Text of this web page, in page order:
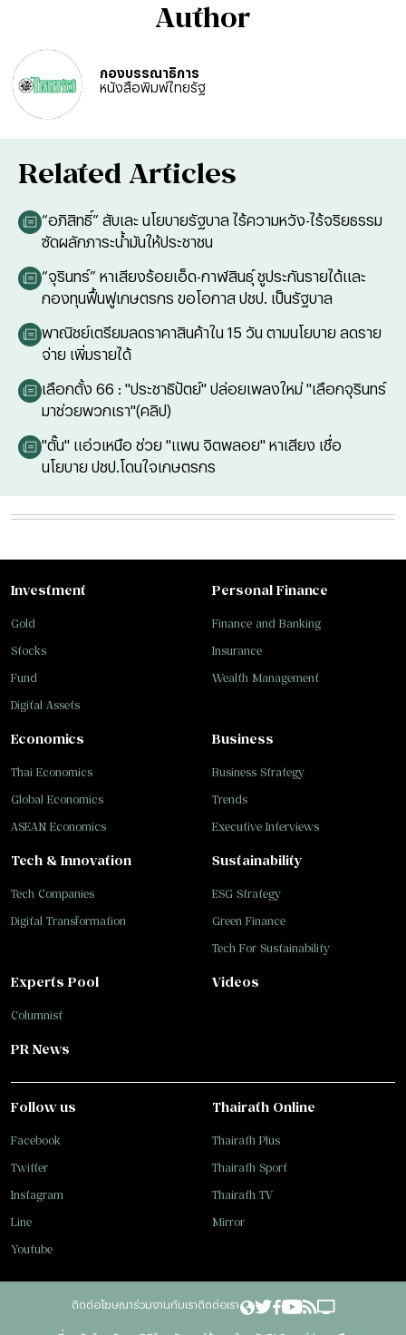
Author
กองบรรณาธิการ
หนังสือพิมพ์ไทยรัฐ
Related Articles
“อภิสิทธิ์” สับเละ นโยบายรัฐบาล ไร้ความหวัง-ไร้จริยธรรม
ซัดผลักภาระน้ำมันให้ประชาชน
“จุรินทร์” หาเสียงร้อยเอ็ด-กาฬสินธุ์ ชูประกันรายได้และ
กองทุนฟื้นฟูเกษตรกร ขอโอกาส ปชป. เป็นรัฐบาล
พาณิชย์เตรียมลดราคาสินค้าใน 15 วัน ตามนโยบาย ลดราย
จ่าย เพิ่มรายได้
เลือกตั้ง 66 : "ประชาธิปัตย์" ปล่อยเพลงใหม่ "เลือกจุรินทร์
มาช่วยพวกเรา"(คลิป)
"ตั๊น" แอ่วเหนือ ช่วย "แพน จิตพลอย" หาเสียง เชื่อ
นโยบาย ปชป.โดนใจเกษตรกร
Investment
Gold
Stocks
Fund
Digital Assets
Personal Finance
Finance and Banking
Insurance
Wealth Management
Business
Business Strategy
Trends
Executive Interviews
Tech & Innovation
Tech Companies
Digital Transformation
Sustainability
ESG Strategy
Green Finance
Tech For Sustainability
Economics
Thai Economics
Global Economics
ASEAN Economics
Experts Pool
Columnist
Videos
PR News
Follow us
Facebook
Twitter
Instagram
Line
Youtube
Thairath Online
Thairath Plus
Thairath Sport
Thairath TV
Mirror
ติดต่อโฆษณาร่วมงานกับเราติดต่อเรา